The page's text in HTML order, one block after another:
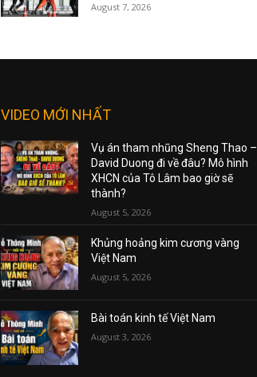
August 7, 2026
VIDEO MỚI NHẤT
Vụ án tham nhũng Sheng Thao –
David Duong đi về đâu? Mô hình
XHCN của Tô Lâm bao giờ sẽ
thành?
August 5, 2026
Khủng hoảng kim cương vàng
Việt Nam
August 5, 2026
Bài toán kinh tế Việt Nam
August 3, 2026